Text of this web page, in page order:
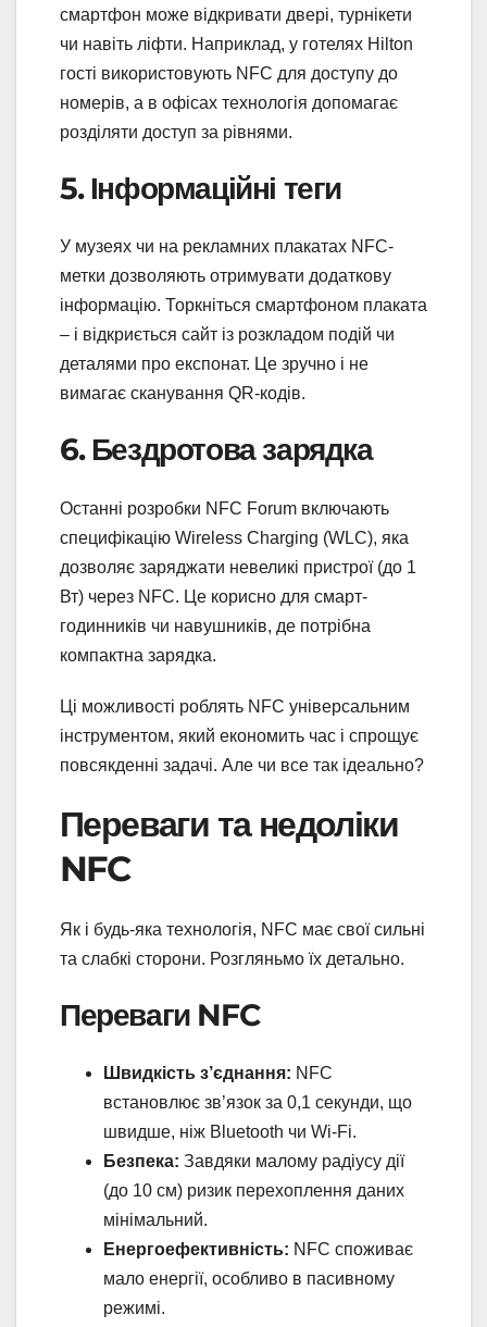
смартфон може відкривати двері, турнікети
чи навіть ліфти. Наприклад, у готелях Hilton
гості використовують NFC для доступу до
номерів, а в офісах технологія допомагає
розділяти доступ за рівнями.
5. Інформаційні теги
У музеях чи на рекламних плакатах NFC-
метки дозволяють отримувати додаткову
інформацію. Торкніться смартфоном плаката
– і відкриється сайт із розкладом подій чи
деталями про експонат. Це зручно і не
вимагає сканування QR-кодів.
6. Бездротова зарядка
Останні розробки NFC Forum включають
специфікацію Wireless Charging (WLC), яка
дозволяє заряджати невеликі пристрої (до 1
Вт) через NFC. Це корисно для смарт-
годинників чи навушників, де потрібна
компактна зарядка.
Ці можливості роблять NFC універсальним
інструментом, який економить час і спрощує
повсякденні задачі. Але чи все так ідеально?
Переваги та недоліки
NFC
Як і будь-яка технологія, NFC має свої сильні
та слабкі сторони. Розгляньмо їх детально.
Переваги NFC
Швидкість з’єднання: NFC
встановлює зв’язок за 0,1 секунди, що
швидше, ніж Bluetooth чи Wi-Fi.
Безпека: Завдяки малому радіусу дії
(до 10 см) ризик перехоплення даних
мінімальний.
Енергоефективність: NFC споживає
мало енергії, особливо в пасивному
режимі.